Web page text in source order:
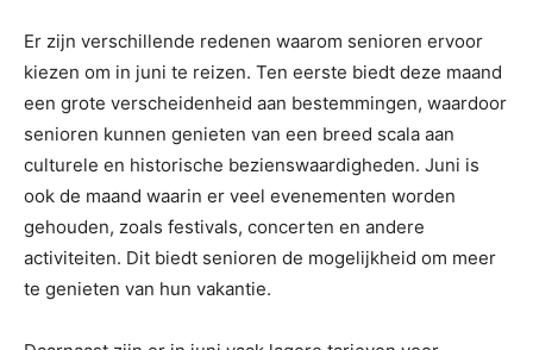
Er zijn verschillende redenen waarom senioren ervoor
kiezen om in juni te reizen. Ten eerste biedt deze maand
een grote verscheidenheid aan bestemmingen, waardoor
senioren kunnen genieten van een breed scala aan
culturele en historische bezienswaardigheden. Juni is
ook de maand waarin er veel evenementen worden
gehouden, zoals festivals, concerten en andere
activiteiten. Dit biedt senioren de mogelijkheid om meer
te genieten van hun vakantie.